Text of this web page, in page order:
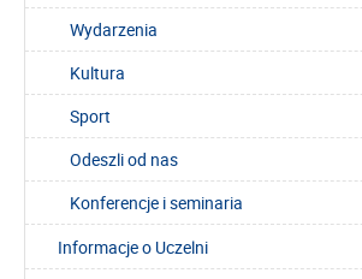
Wydarzenia
Kultura
Sport
Odeszli od nas
Konferencje i seminaria
Informacje o Uczelni